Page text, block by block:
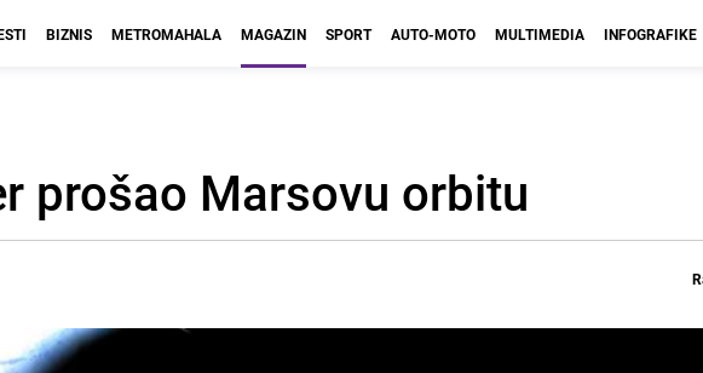
BIZNIS METROMAHALA MAGAZIN SPORT AUTO-MOTO MULTIMEDIA INFOGRAFIKE
prošao Marsovu orbitu